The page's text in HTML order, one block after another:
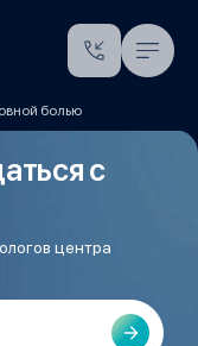
болью
с
центра